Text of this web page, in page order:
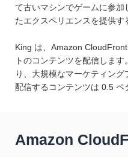
て古いマシンでゲームに参
たエクスペリエンスを提供す
King は、Amazon
トのコンテンツを配信しま
り、大規模なマーケティング
配信するコンテンツは 0.5 ペ
Amazon